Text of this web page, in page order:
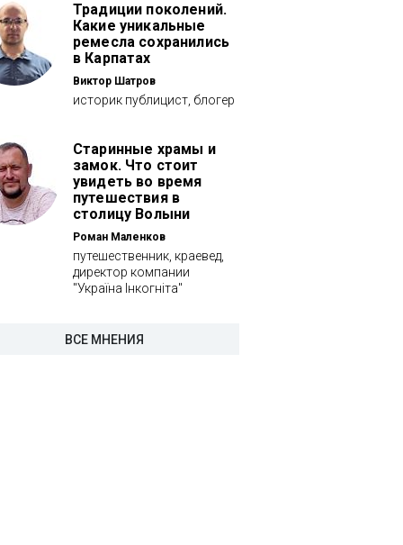
Традиции поколений.
Какие уникальные
ремесла сохранились
в Карпатах
Виктор Шатров
историк публицист, блогер
Старинные храмы и
замок. Что стоит
увидеть во время
путешествия в
столицу Волыни
Роман Маленков
путешественник, краевед,
директор компании
"Україна Інкогніта"
ВСЕ МНЕНИЯ